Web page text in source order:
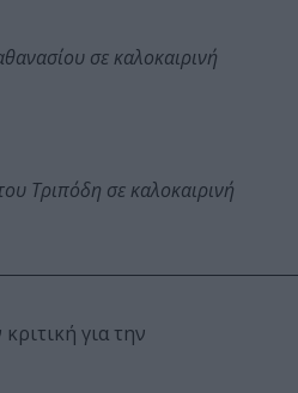
σε καλοκαιρινή
Τριπόδη σε καλοκαιρινή
για την